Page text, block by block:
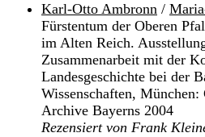
Karl-Otto Ambronn /
Fürstentum der Oberen
im Alten Reich.
Zusammenarbeit mit der
Landesgeschichte bei der
Wissenschaften,
Archive Bayerns 2004
Rezensiert von Frank